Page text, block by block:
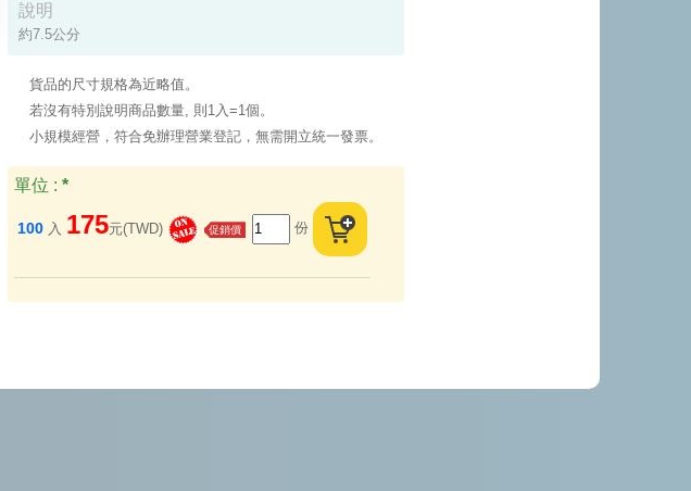
說明
約7.5公分
貨品的尺寸規格為近略值。
若沒有特別說明商品數量, 則1入=1個。
小規模經營，符合免辦理營業登記，無需開立統一發票。
單位 : *
100 入 175元(TWD) 促銷價 份